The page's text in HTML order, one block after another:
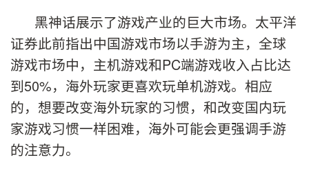
黑神话展示了游戏产业的巨大市场。太平洋
证券此前指出中国游戏市场以手游为主，全球
游戏市场中，主机游戏和PC端游戏收入占比达
到50%，海外玩家更喜欢玩单机游戏。相应
的，想要改变海外玩家的习惯，和改变国内玩
家游戏习惯一样困难，海外可能会更强调手游
的注意力。